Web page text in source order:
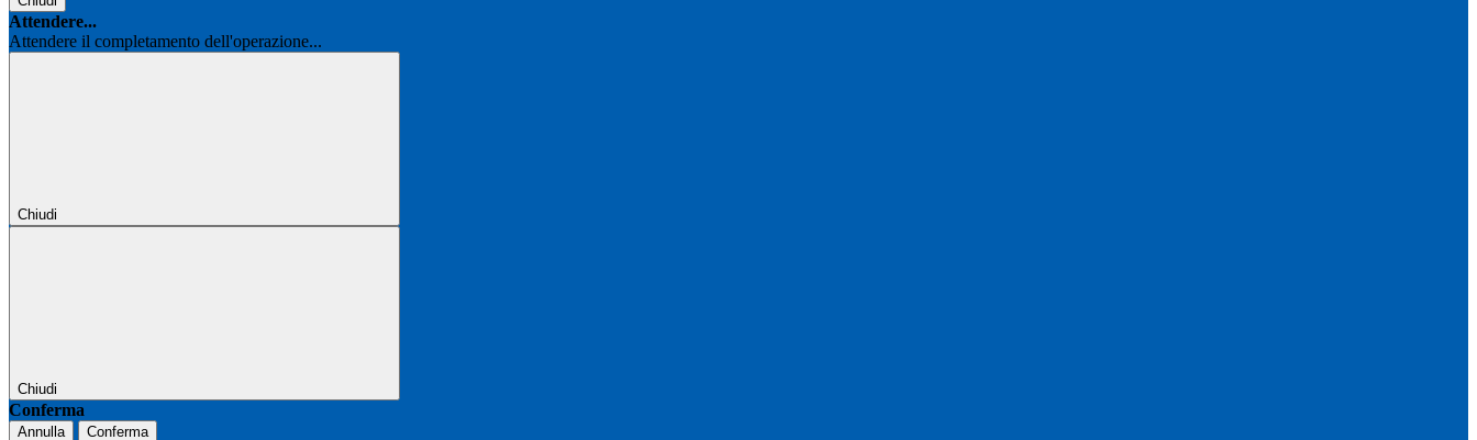
Attendere...
Attendere il completamento dell'operazione...
Chiudi
Chiudi
Conferma
Annulla Conferma